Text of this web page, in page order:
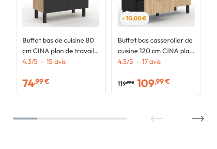
Buffet bas de cuisine 80
cm CINA plan de travail
H.83 cm 2 portes + tiroir
4.3/5 - 15 avis
74,99 €
- 10,00 €
Buffet bas casserolier de
cuisine 120 cm CINA plan
de travail H.83 cm 1
façon hêtre
4.5/5 - 17avis
119,99 € 109,99 €